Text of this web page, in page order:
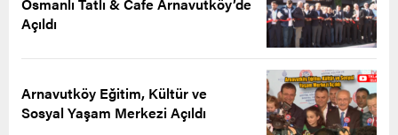
Açıldı
Arnavutköy Eğitim, Kültür ve
Sosyal Yaşam Merkezi Açıldı